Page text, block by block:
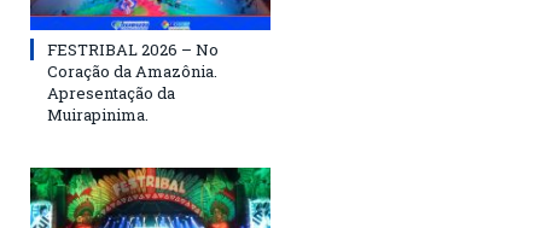
FESTRIBAL 2026 – No
Coração da Amazônia.
Apresentação da
Muirapinima.